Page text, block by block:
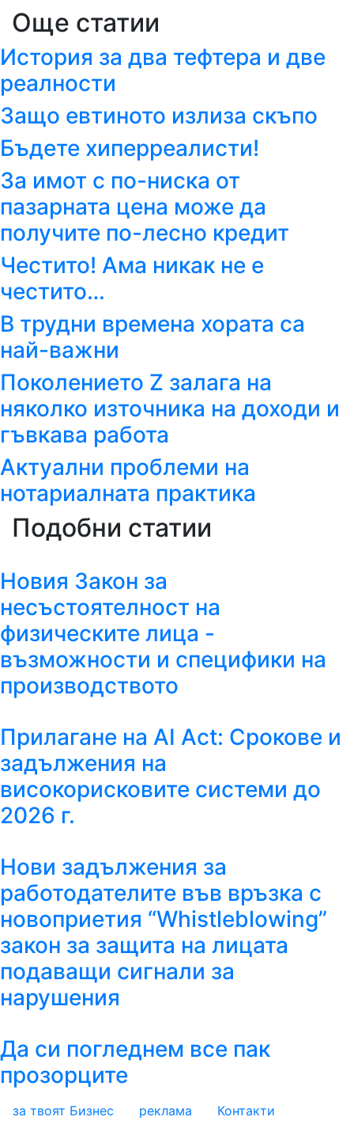
Още статии
История за два тефтера и две
реалности
Защо евтиното излиза скъпо
Бъдете хиперреалисти!
За имот с по-ниска от
пазарната цена може да
получите по-лесно кредит
Честито! Ама никак не е
честито…
В трудни времена хората са
най-важни
Поколението Z залага на
няколко източника на доходи и
гъвкава работа
Актуални проблеми на
нотариалната практика
Подобни статии
Новия Закон за
несъстоятелност на
физическите лица -
възможности и специфики на
производството
Прилагане на AI Act: Срокове и
задължения на
високорисковите системи до
2026 г.
Нови задължения за
работодателите във връзка с
новоприетия “Whistleblowing”
закон за защита на лицата
подаващи сигнали за
нарушения
Да си погледнем все пак
прозорците
за твоят Бизнес реклама Контакти